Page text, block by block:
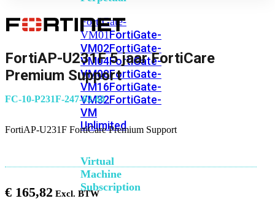
FortiGate-
VM01FortiGate-
VM02FortiGate-
VM04FortiGate-
VM08FortiGate-
VM16FortiGate-
VM32FortiGate-
VM
Unlimited
Virtual
Machine
Subscription
FortiAP-U231F 5 jaar FortiCare
Premium Support
FC-10-P231F-247-02-60
FortiAP-U231F FortiCare Premium Support
€ 165,82